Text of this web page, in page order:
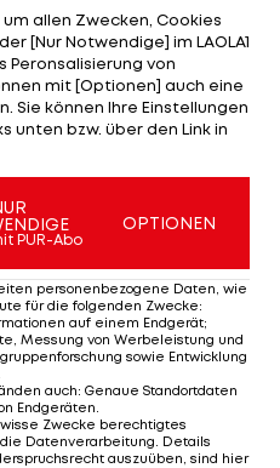
auf den vakanten
Stöger als
in Bremen
nun aber der
Robin Dutt
allen Zwecken, Cookies
[Nur Notwendige] im LAOLA1
Peronsalisierung von
mit [Optionen] auch eine
Sie können Ihre Einstellungen
unten bzw. über den Link in
PUR-Abo
OPTIONEN
personenbezogene Daten, wie
für die folgenden Zwecke:
auf einem Endgerät;
Messung von Werbeleistung und
sowie Entwicklung
auch: Genaue Standortdaten
Endgeräten.
Zwecke berechtigtes
Datenverarbeitung. Details
auszuüben, sind hier